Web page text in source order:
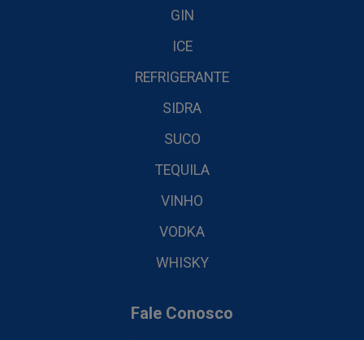
GIN
ICE
REFRIGERANTE
SIDRA
SUCO
TEQUILA
VINHO
VODKA
WHISKY
Fale Conosco